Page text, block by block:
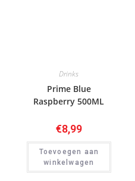
Drinks
Prime Blue
Raspberry 500ML
€8,99
Toevoegen aan
winkelwagen